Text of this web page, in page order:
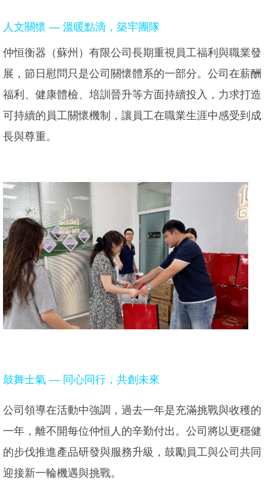
人文關懷 — 溫暖點滴，築牢團隊
仲恒衡器（蘇州）有限公司長期重視員工福利與職業發
展，節日慰問只是公司關懷體系的一部分。公司在薪酬
福利、健康體檢、培訓晉升等方面持續投入，力求打造
可持續的員工關懷機制，讓員工在職業生涯中感受到成
長與尊重。
鼓舞士氣 — 同心同行，共創未來
公司領導在活動中強調，過去一年是充滿挑戰與收穫的
一年，離不開每位仲恒人的辛勤付出。公司將以更穩健
的步伐推進產品研發與服務升級，鼓勵員工與公司共同
迎接新一輪機遇與挑戰。